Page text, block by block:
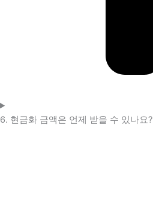
6. 현금화 금액은 언제 받을 수 있나요?